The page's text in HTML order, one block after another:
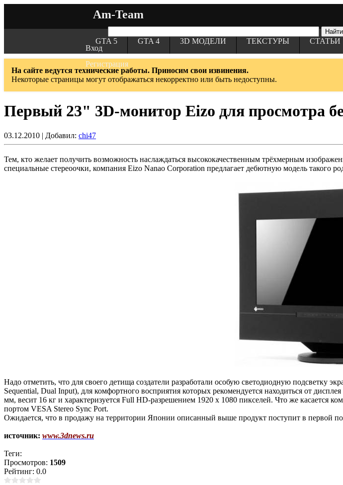
Am-Team
Вход
Регистрация
GTA 5 GTA 4 3D МОДЕЛИ ТЕКСТУРЫ СТАТЬИ
На сайте ведутся технические работы. Приносим свои извинения.
Некоторые страницы могут отображаться некорректно или быть недоступны.
Первый 23" 3D-монитор Eizo для просмотра
03.12.2010 | Добавил: chi47
Тем, кто желает получить возможность наслаждаться высококачественным трёхмерным
специальные стереоочки, компания Eizo Nanao Corporation предлагает дебютную модель такого
Надо отметить, что для своего детища создатели разработали особую светодиодную подсветку
Sequential, Dual Input), для комфортного восприятия которых рекомендуется находиться от
мм, весит 16 кг и характеризуется Full HD-разрешением 1920 х 1080 пикселей. Что же касается
портом VESA Stereo Sync Port.
Ожидается, что в продажу на территории Японии описанный выше продукт поступит в первой
источник: www.3dnews.ru
Теги:
Просмотров: 1509
Рейтинг: 0.0